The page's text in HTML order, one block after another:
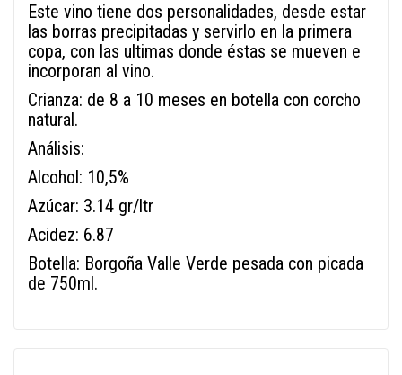
Este vino tiene dos personalidades, desde estar
las borras precipitadas y servirlo en la primera
copa, con las ultimas donde éstas se mueven e
incorporan al vino.
Crianza: de 8 a 10 meses en botella con corcho
natural.
Análisis:
Alcohol: 10,5%
Azúcar: 3.14 gr/ltr
Acidez: 6.87
Botella: Borgoña Valle Verde pesada con picada
de 750ml.